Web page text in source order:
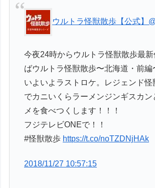
ウルトラ怪獣散歩【公式】
今夜24時からウルトラ怪獣散歩最新
ばウルトラ怪獣散歩〜北海道・前編
いよいよラストロケ。レジェンド怪
でカニいくらラーメンジンギスカン
メを食べつくします！！！
フジテレビONEで！！
#怪獣散歩 https://t.co/noTZDNjHAk
2018/11/27 10:57:15